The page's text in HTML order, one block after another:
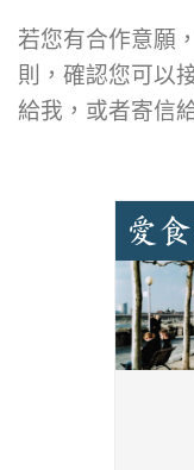
若您有合作意願
則，確認您可以
給我，或者寄信